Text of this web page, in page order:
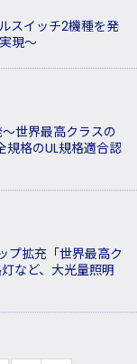
スイッチ2機種を発
現～
世界最高クラスの
規格のUL規格適合認
プ拡充「世界最高ク
など、大光量照明